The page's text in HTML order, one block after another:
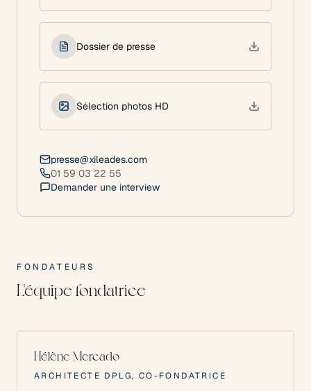
Dossier de presse
Sélection photos HD
presse@xileades.com
01 59 03 22 55
Demander une interview
FONDATEURS
L'équipe fondatrice
Hélène Mercado
ARCHITECTE DPLG, CO-FONDATRICE